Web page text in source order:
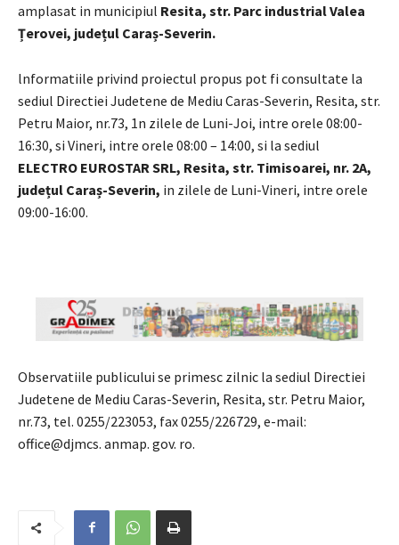
amplasat in municipiul Resita, str. Parc industrial Valea
Țerovei, județul Caraș-Severin.
lnformatiile privind proiectul propus pot fi consultate la
sediul Directiei Judetene de Mediu Caras-Severin, Resita, str.
Petru Maior, nr.73, 1n zilele de Luni-Joi, intre orele 08:00-
16:30, si Vineri, intre orele 08:00 – 14:00, si la sediul
ELECTRO EUROSTAR SRL, Resita, str. Timisoarei, nr. 2A,
județul Caraș-Severin, in zilele de Luni-Vineri, intre orele
09:00-16:00.
Observatiile publicului se primesc zilnic la sediul Directiei
Judetene de Mediu Caras-Severin, Resita, str. Petru Maior,
nr.73, tel. 0255/223053, fax 0255/226729, e-mail:
office@djmcs. anmap. gov. ro.